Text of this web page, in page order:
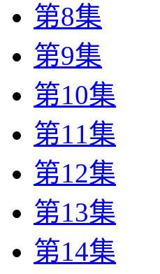
第8集
第9集
第10集
第11集
第12集
第13集
第14集